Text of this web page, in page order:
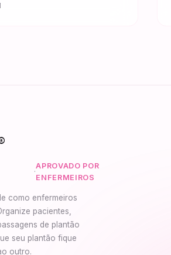
·
APROVADO POR
ENFERMEIROS
como enfermeiros
pacientes,
de plantão
seu plantão fique
outro.